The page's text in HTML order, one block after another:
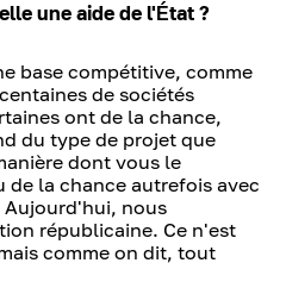
une aide de l'État ?
base compétitive, comme
de sociétés
ont de la chance,
du type de projet que
dont vous le
de la chance autrefois avec
Aujourd'hui, nous
républicaine. Ce n'est
comme on dit, tout